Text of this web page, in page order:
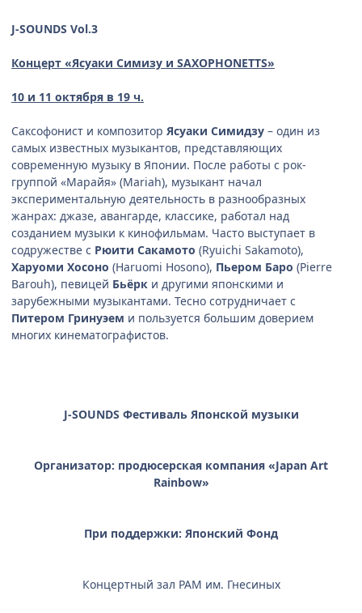
J-SOUNDS Vol.3
Концерт «Ясуаки Симизу и SAXOPHONETTS»
10 и 11 октября в 19 ч.
Саксофонист и композитор Ясуаки Симидзу – один из
самых известных музыкантов, представляющих
современную музыку в Японии. После работы с рок-
группой «Марайя» (Mariah), музыкант начал
экспериментальную деятельность в разнообразных
жанрах: джазе, авангарде, классике, работал над
созданием музыки к кинофильмам. Часто выступает в
содружестве с Рюити Сакамото (Ryuichi Sakamoto),
Харуоми Хосоно (Haruomi Hosono), Пьером Баро (Pierre
Barouh), певицей Бьёрк и другими японскими и
зарубежными музыкантами. Тесно сотрудничает с
Питером Гринуэем и пользуется большим доверием
многих кинематографистов.
J-SOUNDS Фестиваль Японской музыки
Организатор: продюсерская компания «Japan Art
Rainbow»
При поддержки: Японский Фонд
Концертный зал РАМ им. Гнесиных